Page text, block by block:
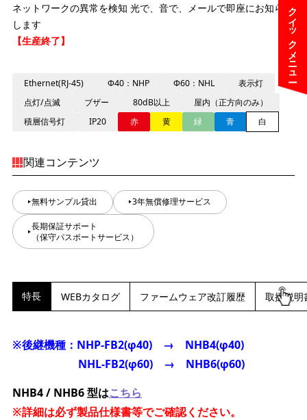
クイックメニュー
ネットワークの異常を検知 光で、音で、メールで即座にお知らせ
します
【生産終了】
Ethernet(RJ-45) Φ40：NHP Φ60：NHL
表示灯
点灯/点滅
ブザー 80dB以上
屋内（正方向のみ）
積層信号灯
IP20 赤 黄 緑 青 白
関連コンテンツ
無料サンプル貸出 3年無償修理サービス
長期保証サポート
（保守パスポートサービス）
特長 WEBカタログ ファームウェア改訂履歴 取扱説
※後継機種：NHP-FB2(φ40) → NHB4(φ40)
NHL-FB2(φ60) → NHB6(φ60)
NHB4 / NHB6 型はこちら
※詳細は必ず製品仕様書等でご確認ください。